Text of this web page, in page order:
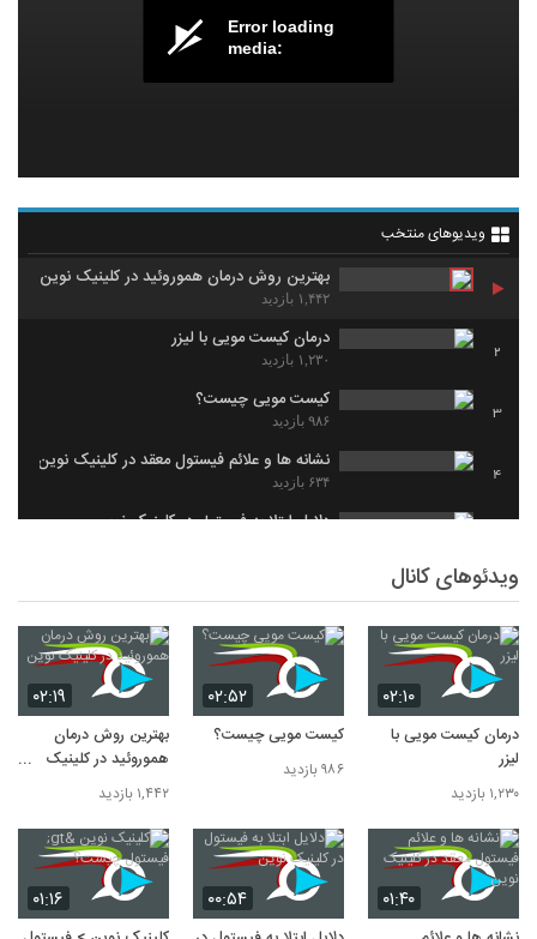
Error loading
media:
ویدیوهای منتخب
بهترین روش درمان هموروئید در کلینیک نوین
۱,۴۴۲ بازدید
2
درمان کیست مویی با لیزر
۱,۲۳۰ بازدید
3
کیست مویی چیست؟
۹۸۶ بازدید
4
نشانه ها و علائم فیستول معقد در کلینیک نوین
۶۳۴ بازدید
دلایل ابتلا به فیستول در کلینیک نوین
۳۹۴ بازدید
ویدئوهای کانال
۰۲:۱۰
درمان کیست مویی با
لیزر
۱,۲۳۰ بازدید
۰۲:۵۲
کیست مویی چیست؟
۹۸۶ بازدید
۰۲:۱۹
بهترین روش درمان
هموروئید در کلینیک
نوین
۱,۴۴۲ بازدید
۰۱:۴۰ ۰۰:۵۴ ۰۱:۱۶